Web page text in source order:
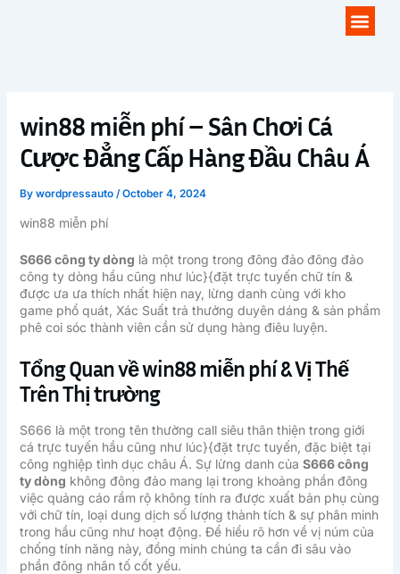
win88 miễn phí – Sân Chơi Cá
Cược Đẳng Cấp Hàng Đầu Châu Á
By wordpressauto /October 4, 2024
win88 miễn phí
S666 công ty dòng là một trong trong đông đảo đông đảo
công ty dòng hầu cũng như lúc}{đặt trực tuyến chữ tín &
được ưa ưa thích nhất hiện nay, lừng danh cùng với kho
game phổ quát, Xác Suất trả thưởng duyên dáng & sản phẩm
phê coi sóc thành viên cần sử dụng hàng điêu luyện.
Tổng Quan về win88 miễn phí & Vị Thế
Trên Thị trường
S666 là một trong tên thường call siêu thân thiện trong giới
cá trực tuyến hầu cũng như lúc}{đặt trực tuyến, đặc biệt tại
công nghiệp tình dục châu Á. Sự lừng danh của S666 công
ty dòng không đông đảo mang lại trong khoảng phần đông
việc quảng cáo rầm rộ không tính ra được xuất bản phụ cùng
với chữ tín, loại dung dịch số lượng thành tích & sự phân minh
trong hầu cũng như hoạt động. Để hiểu rõ hơn về vị núm của
chống tính năng này, đồng minh chúng ta cần đi sâu vào
phần đông nhân tố cốt yếu.